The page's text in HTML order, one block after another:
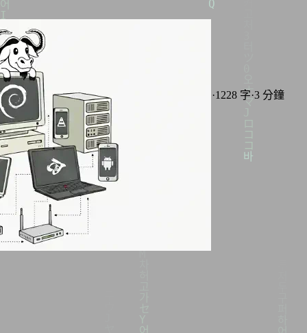
我訂閱的服務
2025年10月11日·上次編輯: 2026年05月08日 ·1228 字·3 分鐘
分類:
軟體與服務Selfhost 自架服務
標籤:自由及開放原始碼